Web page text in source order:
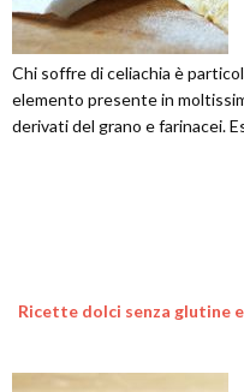
Chi soffre di celiachia è
elemento presente in
derivati del grano e farinacei.
Ricette dolci senza glutine